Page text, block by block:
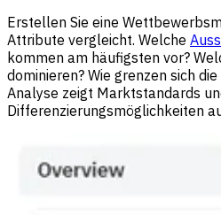
Erstellen Sie eine
Attribute vergleicht. Welche
kommen am häufigsten vor?
dominieren? Wie grenzen sich
Analyse zeigt Marktstandards
Differenzierungsmöglichkeiten